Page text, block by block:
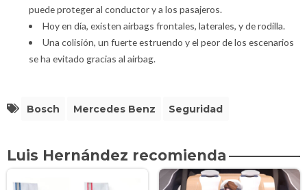
puede proteger al conductor y a los pasajeros.
Hoy en día, existen airbags frontales, laterales, y de rodilla.
Una colisión, un fuerte estruendo y el peor de los escenarios
se ha evitado gracias al airbag.
Bosch Mercedes Benz Seguridad
Luis Hernández recomienda